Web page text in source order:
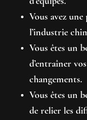
Vous avez
l’industrie
Vous êtes un
d’entraîner
changements.
Vous êtes un
de relier les